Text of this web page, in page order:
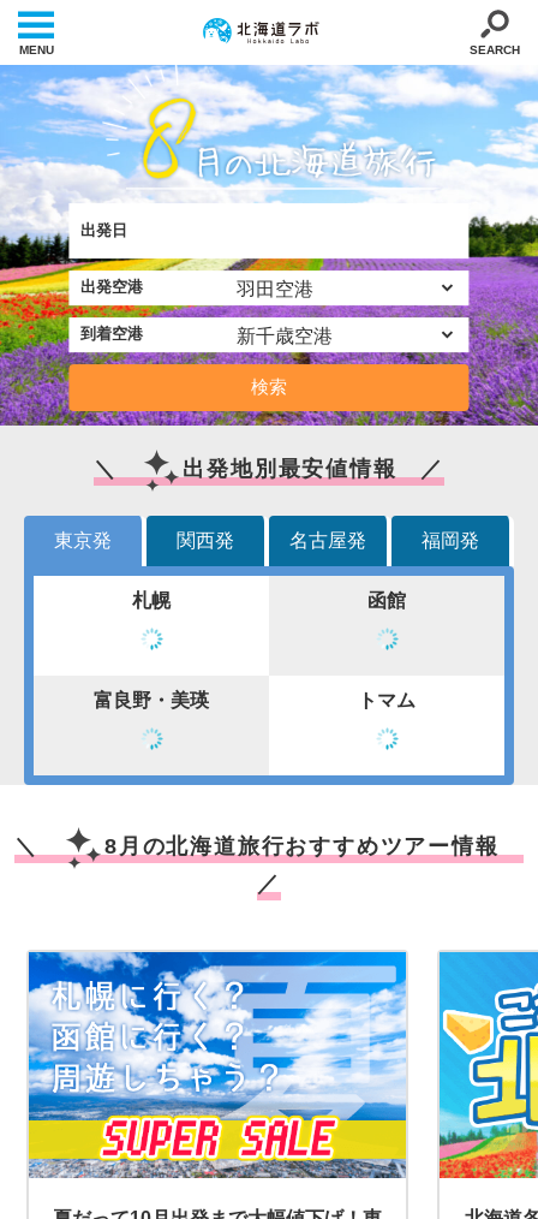
MENU SEARCH
出発日
出発空港
到着空港
検索
＼ 出発地別最安値情報 ／
東京発 関西発 名古屋発 福岡発
札幌 函館
富良野・美瑛 トマム
＼
8月の北海道旅行おすすめツアー情報
／